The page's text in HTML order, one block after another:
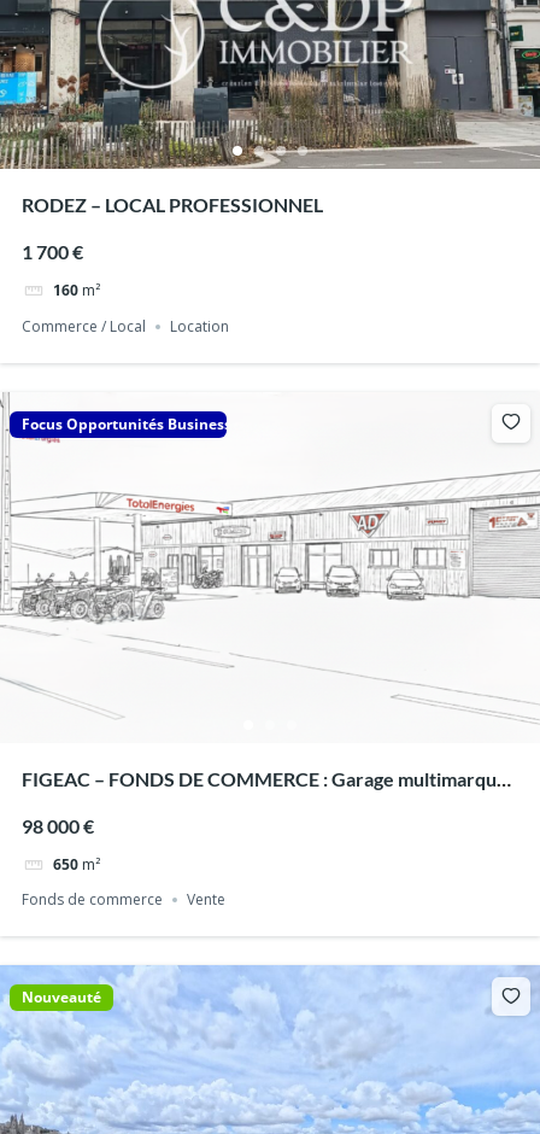
RODEZ – LOCAL PROFESSIONNEL
1 700 €
160 m²
Commerce / Local
Location
Focus Opportunités Business
FIGEAC – FONDS DE COMMERCE : Garage multimarques
98 000 €
650 m²
Fonds de commerce
Vente
Nouveauté